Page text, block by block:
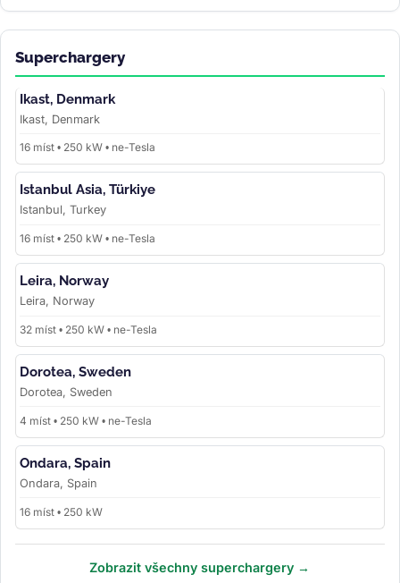
Superchargery
Ikast, Denmark
Ikast, Denmark
16 míst • 250 kW • ne-Tesla
Istanbul Asia, Türkiye
Istanbul, Turkey
16 míst • 250 kW • ne-Tesla
Leira, Norway
Leira, Norway
32 míst • 250 kW • ne-Tesla
Dorotea, Sweden
Dorotea, Sweden
4 míst • 250 kW • ne-Tesla
Ondara, Spain
Ondara, Spain
16 míst • 250 kW
Zobrazit všechny superchargery →